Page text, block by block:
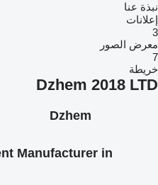
نبذة عنا
إعلانات
3
معرض الصور
7
خريطة
Dzhem 2018 LTD
Manufacturer in